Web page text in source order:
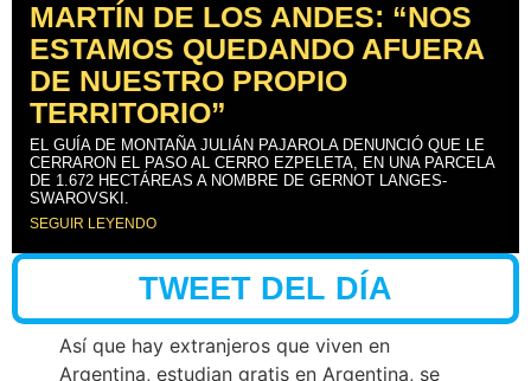
MARTÍN DE LOS ANDES: “NOS
ESTAMOS QUEDANDO AFUERA
DE NUESTRO PROPIO
TERRITORIO”
EL GUÍA DE MONTAÑA JULIÁN PAJAROLA DENUNCIÓ QUE LE
CERRARON EL PASO AL CERRO EZPELETA, EN UNA PARCELA
DE 1.672 HECTÁREAS A NOMBRE DE GERNOT LANGES-
SWAROVSKI.
SEGUIR LEYENDO
TWEET DEL DÍA
Así que hay extranjeros que viven en
Argentina, estudian gratis en Argentina, se